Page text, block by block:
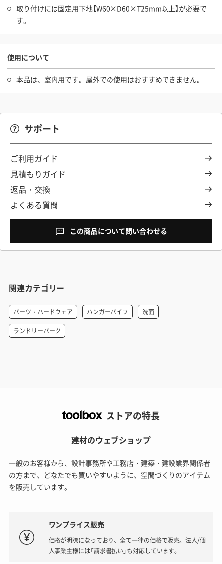
取り付けには固定用下地【W60×D60×T25mm以上】が必要で
す。
使用について
本品は、室内用です。屋外での使用はおすすめできません。
サポート
ご利用ガイド
見積もりガイド
返品・交換
よくある質問
この商品について問い合わせる
関連カテゴリー
パーツ・ハードウェア ハンガーパイプ 洗面
ランドリーパーツ
ストアの特長
建材のウェブショップ
一般のお客様から、設計事務所や工務店・建築・建設業界関係者
の方まで、どなたでも買いやすいように、空間づくりのアイテム
を販売しています。
ワンプライス販売
価格が明瞭になっており、全て一律の価格で販売。法人/個
人事業主様には「請求書払い」も対応しています。